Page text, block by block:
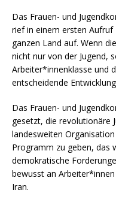
Das Frauen- und
rief in einem ersten Aufruf
ganzen Land auf. Wenn
nicht nur von der Jugend,
Arbeiter*innenklasse und
entscheidende
Das Frauen- und
gesetzt, die revolutionäre
landesweiten
Programm zu geben, das
demokratische
bewusst an
Iran.